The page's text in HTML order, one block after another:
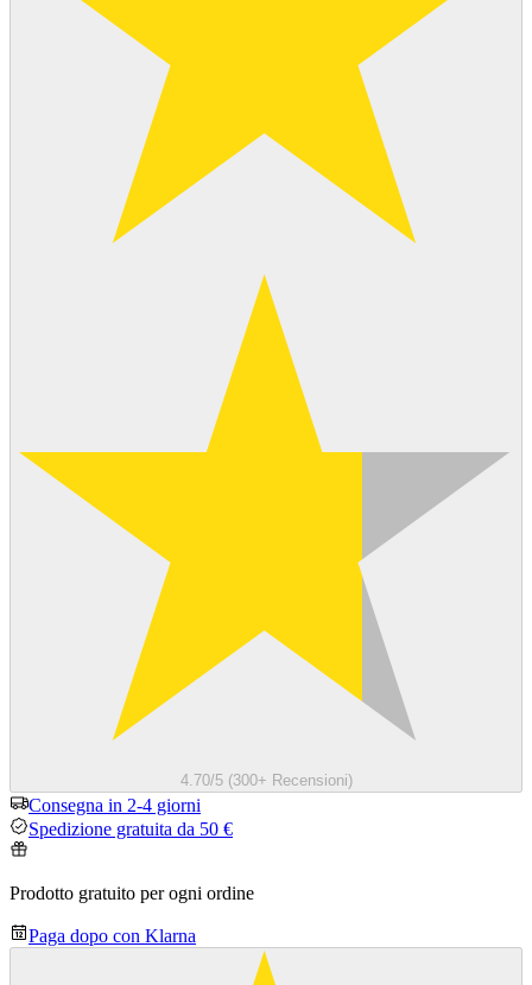
4.70/5 (300+ Recensioni)
Consegna in 2-4 giorni
Spedizione gratuita da 50 €
Prodotto gratuito per ogni ordine
Paga dopo con Klarna